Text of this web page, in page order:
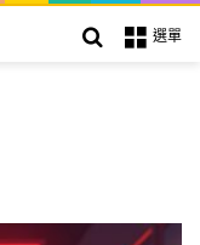
選單
搜索